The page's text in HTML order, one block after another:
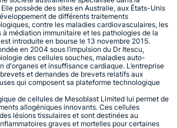
possède des sites en Australie, aux États-Unis
de différents traitements
contre les maladies cardiovasculaires, les
à médiation immunitaire et les pathologies de la
introduite en bourse le 13 novembre 2015.
en 2004 sous l’impulsion du Dr Itescu,
des cellules souches, maladies auto-
d'organes et insuffisance cardiaque. L’entreprise
et demandes de brevets relatifs aux
qui composent sa plateforme technologique
de cellules de Mesoblast Limited lui permet de
allogéniques innovants. Ces cellules
lésions tissulaires et sont destinées au
graves et mortelles pour certaines